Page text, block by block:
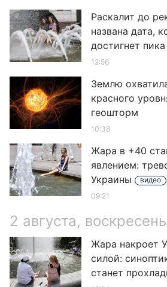
Раскалит до
названа дата,
достигнет
12:56
Землю
красного
геошторм
10:38
Жара в +40
явлением:
Украины
видео
09:21
2 августа,
Жара накроет
силой:
станет